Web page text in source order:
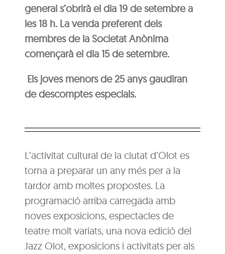
general s’obrirà el dia 19 de setembre a
les 18 h. La venda preferent dels
membres de la Societat Anònima
començarà el dia 15 de setembre.
Els joves menors de 25 anys gaudiran
de descomptes especials.
L’activitat cultural de la ciutat d’Olot es
torna a preparar un any més per a la
tardor amb moltes propostes. La
programació arriba carregada amb
noves exposicions, espectacles de
teatre molt variats, una nova edició del
Jazz Olot, exposicions i activitats per als